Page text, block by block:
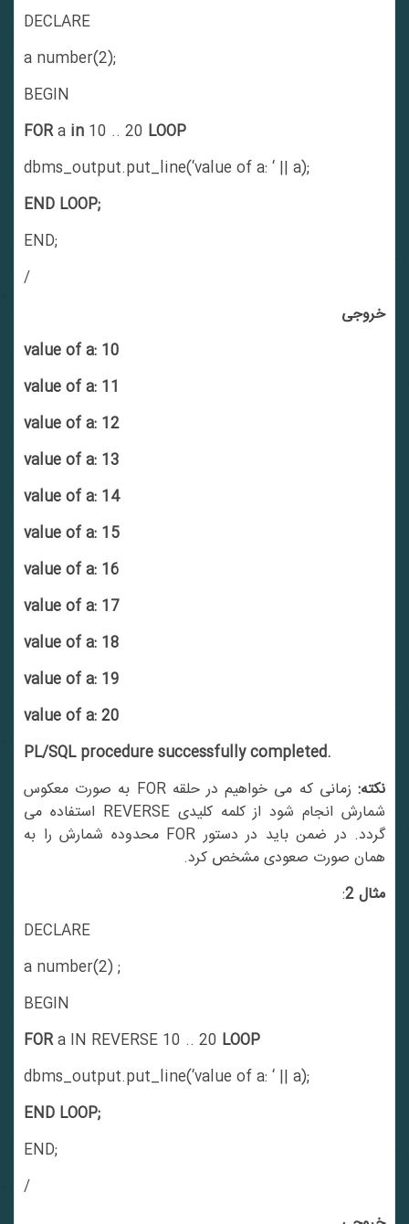
DECLARE
a number(2);
BEGIN
FORain 10 .. 20LOOP
dbms_output.put_line(‘value of a: ‘ || a);
END LOOP;
END;
خروجی
value of a: 10
value of a: 11
value of a: 12
value of a: 13
value of a: 14
value of a: 15
value of a: 16
value of a: 17
value of a: 18
value of a: 19
value of a: 20
PL/SQL procedure successfully completed.
نکته:
زمانی که می خواهیم در حلقه FOR به صورت معکوس
شمارش انجام شود از کلمه کلیدی REVERSE استفاده می
گردد. در ضمن باید در دستور FOR محدوده شمارش را به
همان صورت صعودی مشخص کرد.
مثال 2 :
DECLARE
a number(2) ;
BEGIN
FORa IN REVERSE 10 .. 20LOOP
dbms_output.put_line(‘value of a: ‘ || a);
END LOOP;
END;